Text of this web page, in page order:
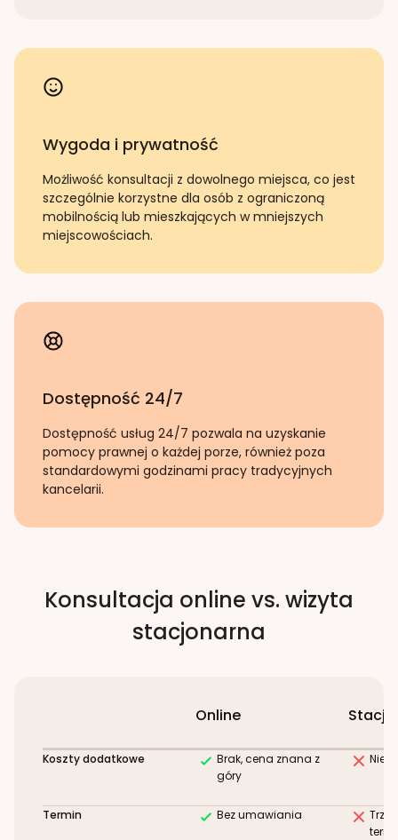
Wygoda i prywatność
Możliwość konsultacji z dowolnego miejsca, co jest
szczególnie korzystne dla osób z ograniczoną
mobilnością lub mieszkających w mniejszych
miejscowościach.
Dostępność 24/7
Dostępność usług 24/7 pozwala na uzyskanie
pomocy prawnej o każdej porze, również poza
standardowymi godzinami pracy tradycyjnych
kancelarii.
Konsultacja online vs. wizyta
stacjonarna
Online
Koszty dodatkowe
Brak, cena znana z
góry
Termin Bez umawiania